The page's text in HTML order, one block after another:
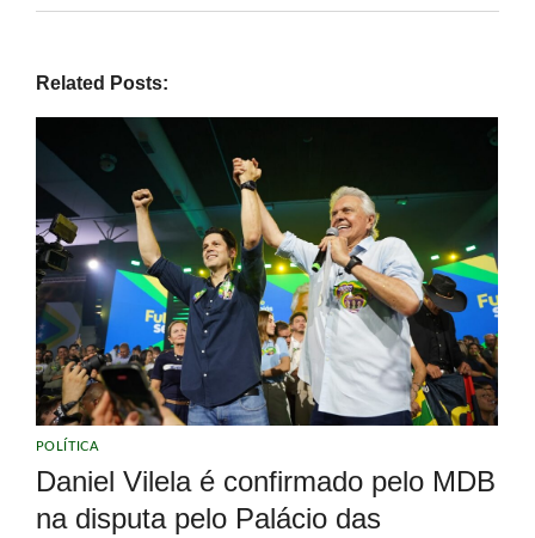
Related Posts:
POLÍTICA
Daniel Vilela é confirmado pelo MDB
na disputa pelo Palácio das